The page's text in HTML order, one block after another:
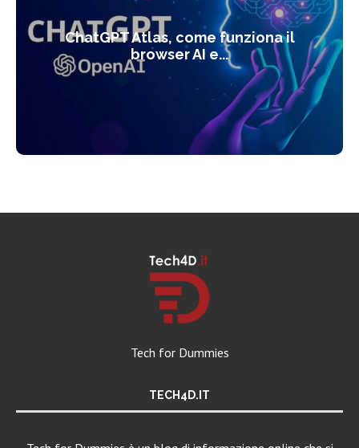
ChatGPT Atlas, come funziona il
browser AI e...
Tech for Dummies
TECH4D.IT